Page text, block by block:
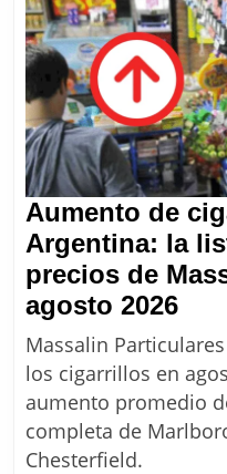
Aumento de
Argentina: la
precios de
agosto 2026
de
en
Massalin
los cigarrillos en
aumento promedio
completa de
Chesterfield.